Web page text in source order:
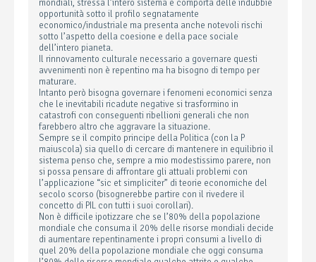
mondiali, stressa l’intero sistema e comporta delle indubbie
opportunità sotto il profilo segnatamente
economico/industriale ma presenta anche notevoli rischi
sotto l’aspetto della coesione e della pace sociale
dell’intero pianeta.
Il rinnovamento culturale necessario a governare questi
avvenimenti non è repentino ma ha bisogno di tempo per
maturare.
Intanto però bisogna governare i fenomeni economici senza
che le inevitabili ricadute negative si trasformino in
catastrofi con conseguenti ribellioni generali che non
farebbero altro che aggravare la situazione.
Sempre se il compito principe della Politica (con la P
maiuscola) sia quello di cercare di mantenere in equilibrio il
sistema penso che, sempre a mio modestissimo parere, non
si possa pensare di affrontare gli attuali problemi con
l’applicazione “sic et simpliciter” di teorie economiche del
secolo scorso (bisognerebbe partire con il rivedere il
concetto di PIL con tutti i suoi corollari).
Non è difficile ipotizzare che se l’80% della popolazione
mondiale che consuma il 20% delle risorse mondiali decide
di aumentare repentinamente i propri consumi a livello di
quel 20% della popolazione mondiale che oggi consuma